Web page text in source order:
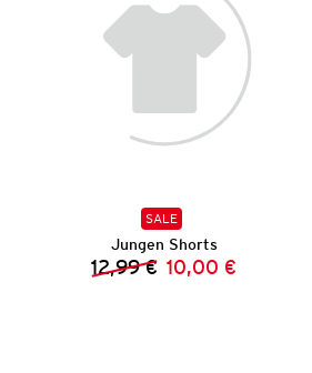
SALE
Jungen Shorts
Vorheriger Preis:
12,99 € Neuer Preis:
10,00 €